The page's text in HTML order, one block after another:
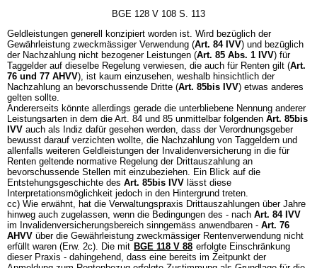
BGE 128 V 108 S. 113
Geldleistungen generell konzipiert worden ist. Wird bezüglich der
Gewährleistung zweckmässiger Verwendung (Art. 84 IVV) und bezüglich
der Nachzahlung nicht bezogener Leistungen (Art. 85 Abs. 1 IVV) für
Taggelder auf dieselbe Regelung verwiesen, die auch für Renten gilt (Art.
76 und 77 AHVV), ist kaum einzusehen, weshalb hinsichtlich der
Nachzahlung an bevorschussende Dritte (Art. 85bis IVV) etwas anderes
gelten sollte.
Andererseits könnte allerdings gerade die unterbliebene Nennung anderer
Leistungsarten in dem die Art. 84 und 85 unmittelbar folgenden Art. 85bis
IVV auch als Indiz dafür gesehen werden, dass der Verordnungsgeber
bewusst darauf verzichten wollte, die Nachzahlung von Taggeldern und
allenfalls weiteren Geldleistungen der Invalidenversicherung in die für
Renten geltende normative Regelung der Drittauszahlung an
bevorschussende Stellen mit einzubeziehen. Ein Blick auf die
Entstehungsgeschichte des Art. 85bis IVV lässt diese
Interpretationsmöglichkeit jedoch in den Hintergrund treten.
cc) Wie erwähnt, hat die Verwaltungspraxis Drittauszahlungen über Jahre
hinweg auch zugelassen, wenn die Bedingungen des - nach Art. 84 IVV
im Invalidenversicherungsbereich sinngemäss anwendbaren - Art. 76
AHVV über die Gewährleistung zweckmässiger Rentenverwendung nicht
erfüllt waren (Erw. 2c). Die mit BGE 118 V 88 erfolgte Einschränkung
dieser Praxis - dahingehend, dass eine bereits im Zeitpunkt der